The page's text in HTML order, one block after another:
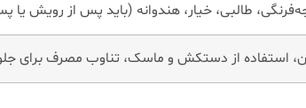
طالبی، خیار، هندوانه (باید پس از رویش یا
استفاده از دستکش و ماسک، تناوب مصرف برای